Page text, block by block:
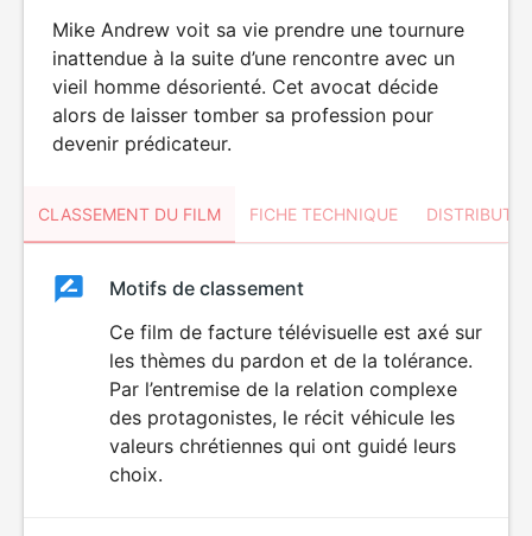
Mike Andrew voit sa vie prendre une tournure
inattendue à la suite d’une rencontre avec un
vieil homme désorienté. Cet avocat décide
alors de laisser tomber sa profession pour
devenir prédicateur.
CLASSEMENT DU FILM FICHE TECHNIQUE
ClassementClassement
Motifs de classement
Ce film de facture télévisuelle est axé sur
les thèmes du pardon et de la tolérance.
Par l’entremise de la relation complexe
des protagonistes, le récit véhicule les
valeurs chrétiennes qui ont guidé leurs
choix.